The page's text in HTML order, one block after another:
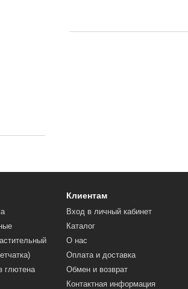
глютена
Клиентам
Вход в личный кабинет
Каталог
О нас
Оплата и доставка
Обмен и возврат
Контактная информация